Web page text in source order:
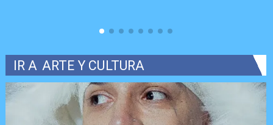
IR A ARTE Y CULTURA